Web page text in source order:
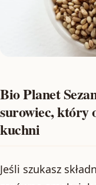
Bio Planet
surowiec, który
kuchni
Jeśli szukasz